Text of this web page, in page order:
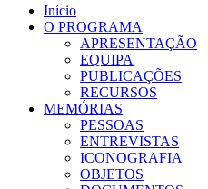
Início
O PROGRAMA
APRESENTAÇÃO
EQUIPA
PUBLICAÇÕES
RECURSOS
MEMÓRIAS
PESSOAS
ENTREVISTAS
ICONOGRAFIA
OBJETOS